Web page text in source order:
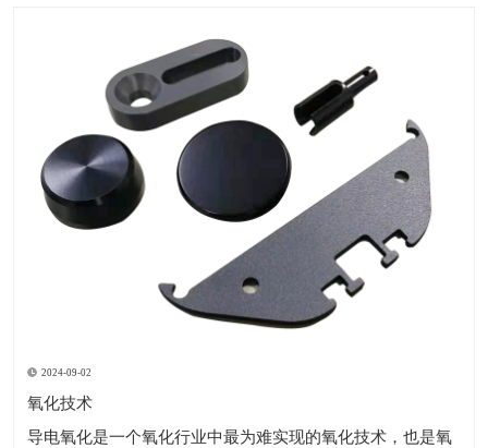
2024-09-02
氧化技术
导电氧化是一个氧化行业中最为难实现的氧化技术，也是氧